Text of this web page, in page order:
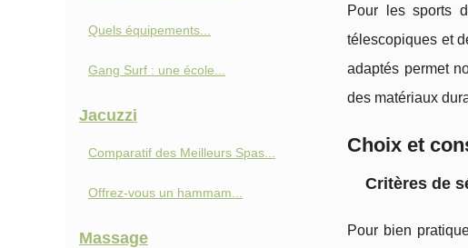
Pour les sports
télescopiques et
adaptés permet
des matériaux
Choix et
Critères de
Pour bien
Quels équipements...
Gang Surf : une école...
Jacuzzi
Comparatif des Meilleurs Spas...
Offrez-vous un hammam...
Massage